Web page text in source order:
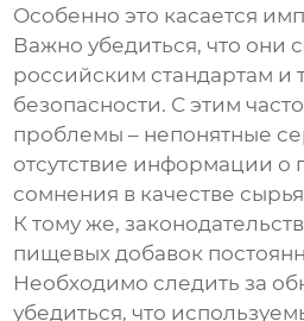
Особенно это касается
Важно убедиться, что они
российским стандартам и
безопасности. С этим
проблемы – непонятные
отсутствие информации о
сомнения в качестве
К тому же,
пищевых добавок
Необходимо следить за
убедиться, что